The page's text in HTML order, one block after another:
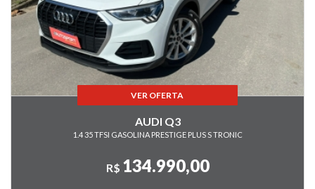
Disqueteira
DVD Player
Encosto de cabeça traseiro
Farol de Neblina
Farol xenônio
Freio ABS
VER OFERTA
AUDI Q3
1.4 35 TFSI GASOLINA PRESTIGE PLUS S TRONIC
R$ 134.990,00